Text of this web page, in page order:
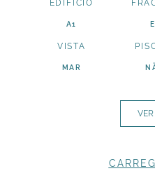
EDÍFICIO
A1
VISTA
MAR